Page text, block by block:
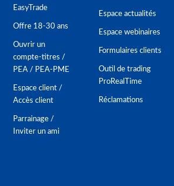
EasyTrade
Offre 18-30 ans
Ouvrir un
compte-titres /
PEA / PEA-PME
Espace client /
Accès client
Parrainage /
Inviter un ami
Espace actualités
Espace webinaires
Formulaires clients
Outil de trading
ProRealTime
Réclamations